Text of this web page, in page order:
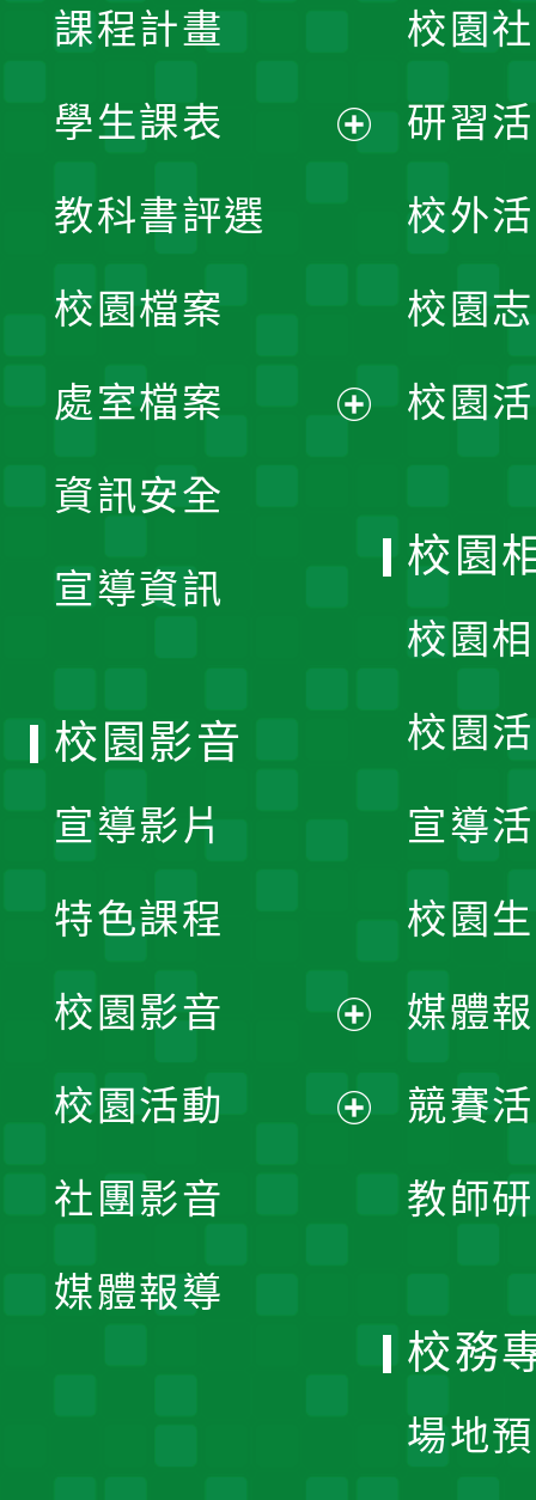
課程計畫
學生課表
單
教科書評選
校園檔案
處室檔案
資訊安全
宣導資訊
校園
研習
校外
校園
校園
校園
校園
校園
宣導
校園
媒體
競賽
教師
校園影音
宣導影片
特色課程
校園影音
開
校園活動
社團影音
媒體報導
校務
場地